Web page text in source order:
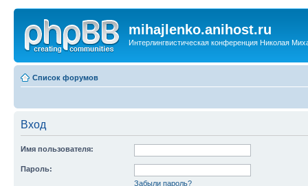
mihajlenko.anihost.ru
Интерлингвистическая конференция Николая
Список форумов
Вход
Имя пользователя:
Пароль:
Забыли пароль?